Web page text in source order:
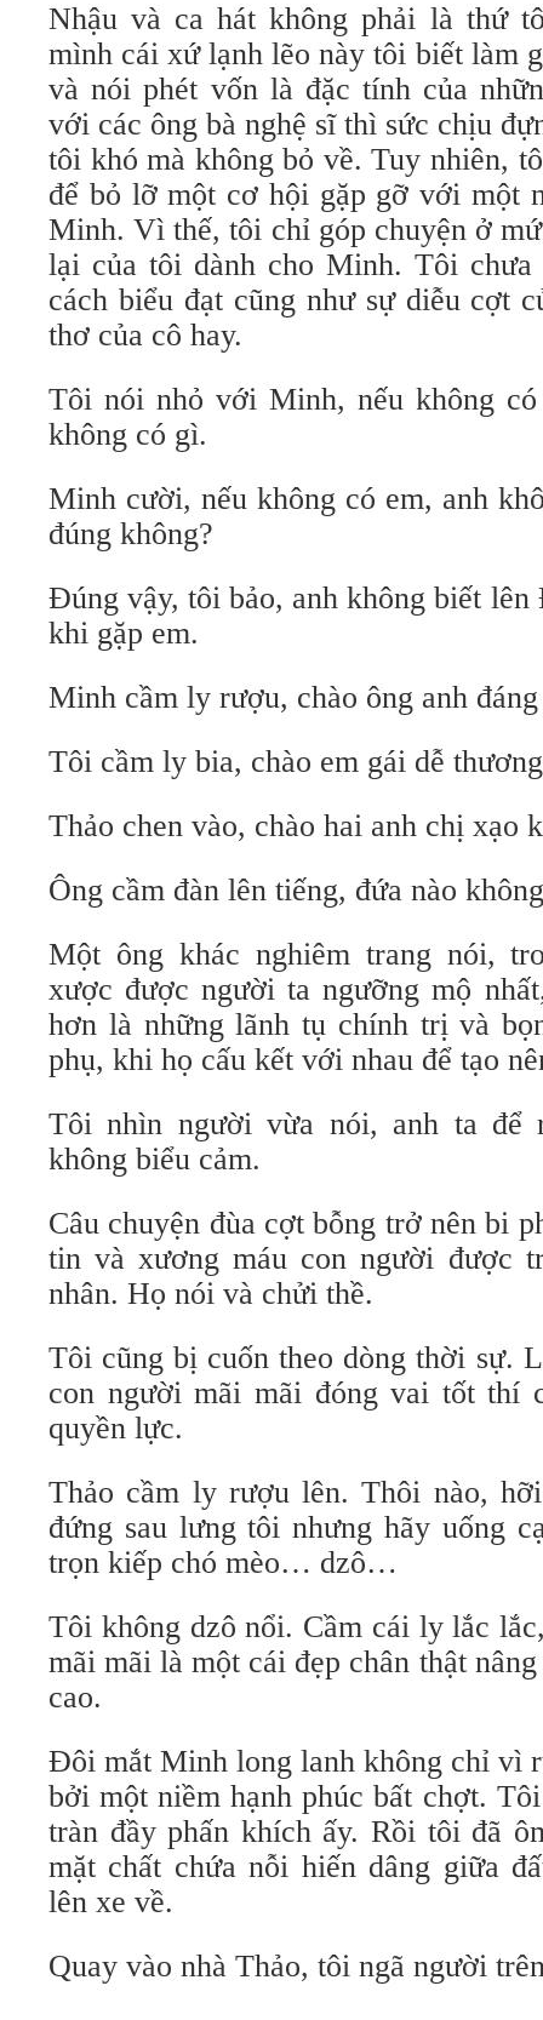
Nhậu và ca hát không phải là thứ
mình cái xứ lạnh lẽo này tôi biết làm
và nói phét vốn là đặc tính của
với các ông bà nghệ sĩ thì sức chịu
tôi khó mà không bỏ về. Tuy nhiên,
để bỏ lỡ một cơ hội gặp gỡ với một
Minh. Vì thế, tôi chỉ góp chuyện ở
lại của tôi dành cho Minh. Tôi
cách biểu đạt cũng như sự diễu cợt
thơ của cô hay.
Tôi nói nhỏ với Minh, nếu không
không có gì.
Minh cười, nếu không có em, anh
đúng không?
Đúng vậy, tôi bảo, anh không biết
khi gặp em.
Minh cầm ly rượu, chào ông anh
Tôi cầm ly bia, chào em gái dễ
Thảo chen vào, chào hai anh chị xạo
Ông cầm đàn lên tiếng, đứa nào
Một ông khác nghiêm trang nói,
xược được người ta ngưỡng mộ
hơn là những lãnh tụ chính trị và
phụ, khi họ cấu kết với nhau để tạo
Tôi nhìn người vừa nói, anh ta để
không biểu cảm.
Câu chuyện đùa cợt bỗng trở nên bi
tin và xương máu con người được
nhân. Họ nói và chửi thề.
Tôi cũng bị cuốn theo dòng thời sự.
con người mãi mãi đóng vai tốt thí
quyền lực.
Thảo cầm ly rượu lên. Thôi nào,
đứng sau lưng tôi nhưng hãy uống
trọn kiếp chó mèo… dzô…
Tôi không dzô nổi. Cầm cái ly lắc
mãi mãi là một cái đẹp chân thật
cao.
Đôi mắt Minh long lanh không chỉ vì
bởi một niềm hạnh phúc bất chợt.
tràn đầy phấn khích ấy. Rồi tôi đã
mặt chất chứa nỗi hiến dâng giữa
lên xe về.
Quay vào nhà Thảo, tôi ngã người